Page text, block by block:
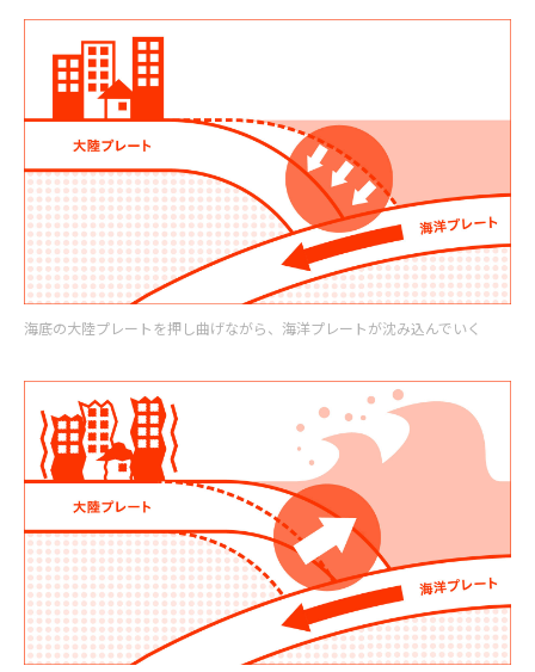
海底の大陸プレートを押し曲げながら、海洋プレートが沈み込んでいく